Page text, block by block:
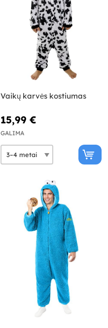
Vaikų karvės kostiumas
15,99 €
GALIMA